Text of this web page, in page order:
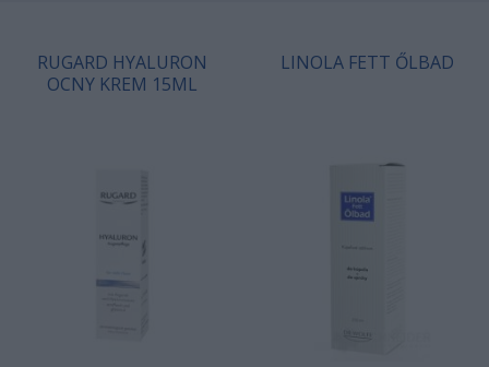
RUGARD HYALURON
OCNY KREM 15ML
LINOLA FETT ŐLBAD